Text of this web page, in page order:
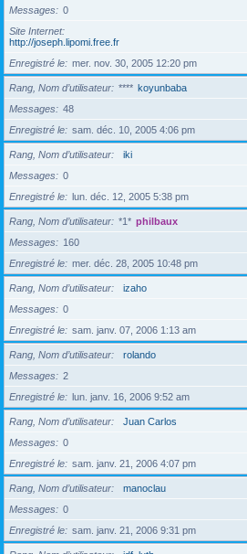
Messages
0
Site Internet
http://joseph.lipomi.free.fr
Enregistré le
mer. nov. 30, 2005 12:20 pm
Rang, Nom d’utilisateur **** koyunbaba
Messages
48
Enregistré le
sam. déc. 10, 2005 4:06 pm
Rang, Nom d’utilisateur
iki
Messages
0
Enregistré le
lun. déc. 12, 2005 5:38 pm
Rang, Nom d’utilisateur *1* philbaux
Messages
160
Enregistré le
mer. déc. 28, 2005 10:48 pm
Rang, Nom d’utilisateur
izaho
Messages
0
Enregistré le
sam. janv. 07, 2006 1:13 am
Rang, Nom d’utilisateur
rolando
Messages
2
Enregistré le
lun. janv. 16, 2006 9:52 am
Rang, Nom d’utilisateur
Juan Carlos
Messages
0
Enregistré le
sam. janv. 21, 2006 4:07 pm
Rang, Nom d’utilisateur
manoclau
Messages
0
Enregistré le
sam. janv. 21, 2006 9:31 pm